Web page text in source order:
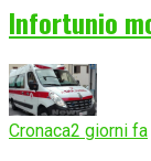
Infortunio
Cronaca2 giorni fa